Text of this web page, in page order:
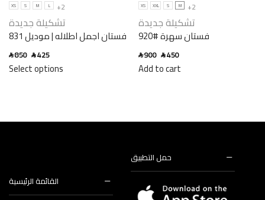
XS S M L +2
تشكيلة جديدة
فستان اجمل اطلاله | موديل 831
SAR850 SAR425
Select options
XS XXL S M +2
تشكيلة جديدة
فستان سهرة #920
SAR900 SAR450
Add to cart
القائمة الرئيسية
حمل التطبيق